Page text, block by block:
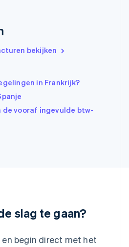
bekijken
in Frankrijk?
de vooraf ingevulde btw-
slag te gaan?
begin direct met het